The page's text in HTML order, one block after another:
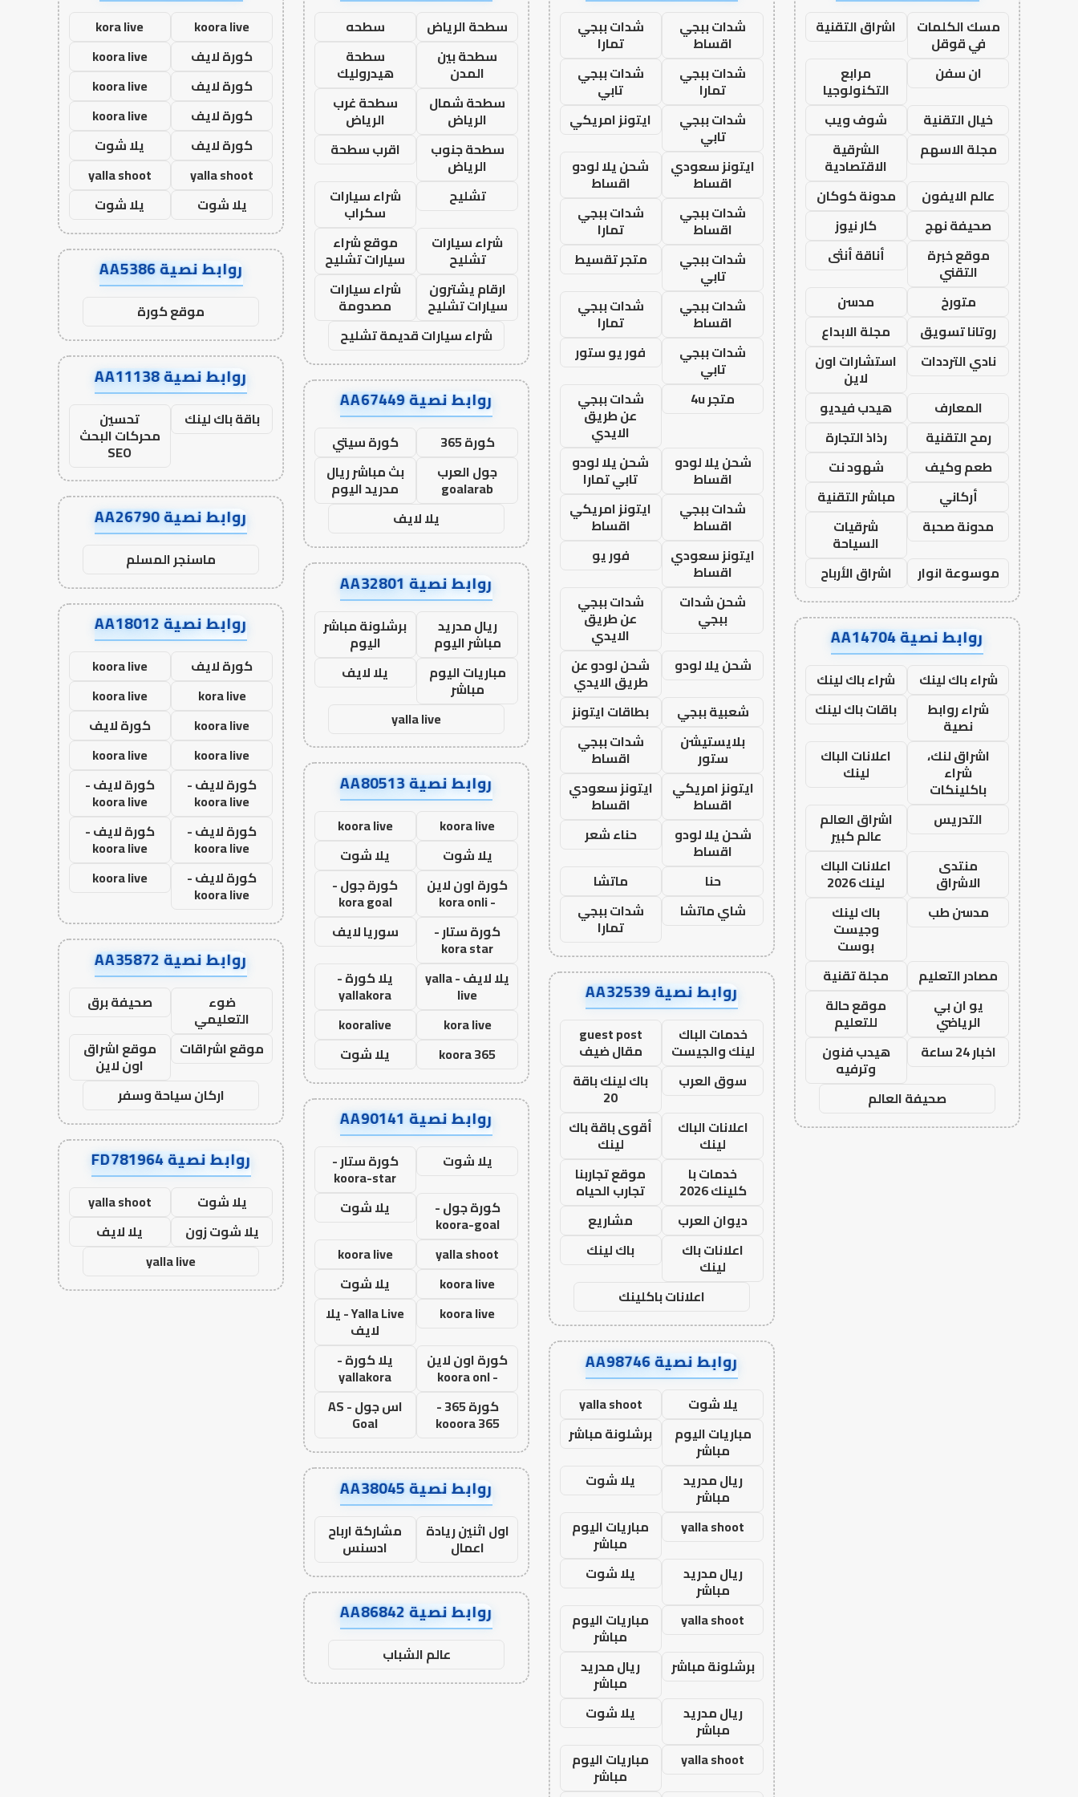
مسك الكلمات
في قوقل
اشراق التقنية
ان سفن
مرابع
التكنولوجيا
خيال التقنية
شوف ويب
مجلة الاسهم
الشرقية
الاقتصادية
عالم الايفون
مدونة كوكان
صحيفة نهج
كار نيوز
موقع خبرة
التقني
أناقة أنثى
متورخ
مدسن
روتانا تسويق
مجلة الابداع
نادي الترددات
استشارات اون
لاين
المعارف
هيدب فيديو
رمح التقنية
رذاذ التجارة
طعم وكيف
شهود نت
أركاني
مباشر التقنية
مدونة صحبة
شرقيات
السياحة
موسوعة انوار
اشراق الأرباح
روابط نصية AA14704
شراء باك لينك
شراء باك لينك
شراء روابط
نصية
باقات باك لينك
اشراق لنك،
شراء
باكلينكات
اعلانات الباك
لينك
التدريس
اشراق العالم
عالم كبير
منتدى
الاشراق
اعلانات الباك
لينك 2026
مدسن طب
باك لينك
وجيست
بوست
مصادر التعليم
مجلة تقنية
يو ان بي
الرياضي
موقع حالة
للتعليم
اخبار 24 ساعة
هيدب فنون
وترفيه
صحيفة العالم
شدات ببجي
اقساط
شدات ببجي
تمارا
شدات ببجي
تمارا
شدات ببجي
تابي
شدات ببجي
تابي
ايتونز امريكي
ايتونز سعودي
اقساط
شحن يلا لودو
اقساط
شدات ببجي
اقساط
شدات ببجي
تمارا
شدات ببجي
تابي
متجر تقسيط
شدات ببجي
اقساط
شدات ببجي
تمارا
شدات ببجي
تابي
فور يو ستور
متجر 4u
شدات ببجي
عن طريق
الايدي
شحن يلا لودو
اقساط
شحن يلا لودو
تابي تمارا
شدات ببجي
اقساط
ايتونز امريكي
اقساط
ايتونز سعودي
اقساط
فور يو
شحن شدات
ببجي
شدات ببجي
عن طريق
الايدي
شحن يلا لودو
شحن لودو عن
طريق الايدي
شعبية ببجي
بطاقات ايتونز
بلايستيشن
ستور
شدات ببجي
اقساط
ايتونز امريكي
اقساط
ايتونز سعودي
اقساط
شحن يلا لودو
اقساط
حناء شعر
حنا
ماتشا
شاي ماتشا
شدات ببجي
تمارا
روابط نصية AA32539
خدمات الباك
لينك والجيست
guest post
مقال ضيف
سوق العرب
باك لينك باقة
20
اعلانات الباك
لينك
أقوى باقة باك
لينك
خدمات با
كلينك 2026
موقع تجاربنا
تجارب الحياه
ديوان العرب
مشاريع
اعلانات باك
لينك
باك لينك
اعلانات باكلينك
روابط نصية AA98746
يلا شوت
yalla shoot
مباريات اليوم
مباشر
برشلونة مباشر
ريال مدريد
مباشر
يلا شوت
yalla shoot
مباريات اليوم
مباشر
ريال مدريد
مباشر
يلا شوت
yalla shoot
مباريات اليوم
مباشر
برشلونة مباشر
ريال مدريد
مباشر
ريال مدريد
مباشر
يلا شوت
yalla shoot
مباريات اليوم
مباشر
سطحة الرياض
سطحه
سطحة بين
المدن
سطحة
هيدروليك
سطحة شمال
الرياض
سطحة غرب
الرياض
سطحة جنوب
الرياض
اقرب سطحة
تشليح
شراء سيارات
سكراب
شراء سيارات
تشليح
موقع شراء
سيارات تشليح
ارقام يشترون
سيارات تشليح
شراء سيارات
مصدومة
شراء سيارات قديمة تشليح
روابط نصية AA67449
كورة 365
كورة سيتي
جول العرب
goalarab
بث مباشر ريال
مدريد اليوم
يلا لايف
روابط نصية AA32801
ريال مدريد
مباشر اليوم
برشلونة مباشر
اليوم
مباريات اليوم
مباشر
يلا لايف
yalla live
روابط نصية AA80513
koora live
koora live
يلا شوت
يلا شوت
كورة اون لاين
- kora onli
كورة جول -
kora goal
كورة ستار -
kora star
سوريا لايف
يلا لايف - yalla
live
يلا كورة -
yallakora
kora live
kooralive
koora 365
يلا شوت
روابط نصية AA90141
يلا شوت كورة ستار -
koora-star
كورة جول -
koora-goal
يلا شوت
yalla shoot
koora live
koora live
يلا شوت
koora live
Yalla Live - يلا
لايف
كورة اون لاين
- koora onl
يلا كورة -
yallakora
كورة 365 -
kooora 365
اس جول - AS
Goal
روابط نصية AA38045
اول اثنين ريادة
اعمال
مشاركة ارباح
ادسنس
روابط نصية AA86842
عالم الشباب
koora live
kora live
كورة لايف
koora live
كورة لايف
koora live
كورة لايف
koora live
كورة لايف
يلا شوت
yalla shoot
yalla shoot
يلا شوت
يلا شوت
روابط نصية AA5386
موقع كورة
روابط نصية AA11138
باقة باك لينك تحسين
محركات البحث
SEO
روابط نصية AA26790
ماسنجر المسلم
روابط نصية AA18012
كورة لايف
koora live
kora live
koora live
koora live
كورة لايف
koora live
koora live
كورة لايف -
koora live
كورة لايف -
koora live
كورة لايف -
koora live
كورة لايف -
koora live
كورة لايف -
koora live
koora live
روابط نصية AA35872
ضوء
التعليمي
صحيفة برق
موقع اشراقات
موقع اشراق
اون لاين
اركان سياحة وسفر
روابط نصية FD781964
يلا شوت
yalla shoot
يلا شوت زون
يلا لايف
yalla live